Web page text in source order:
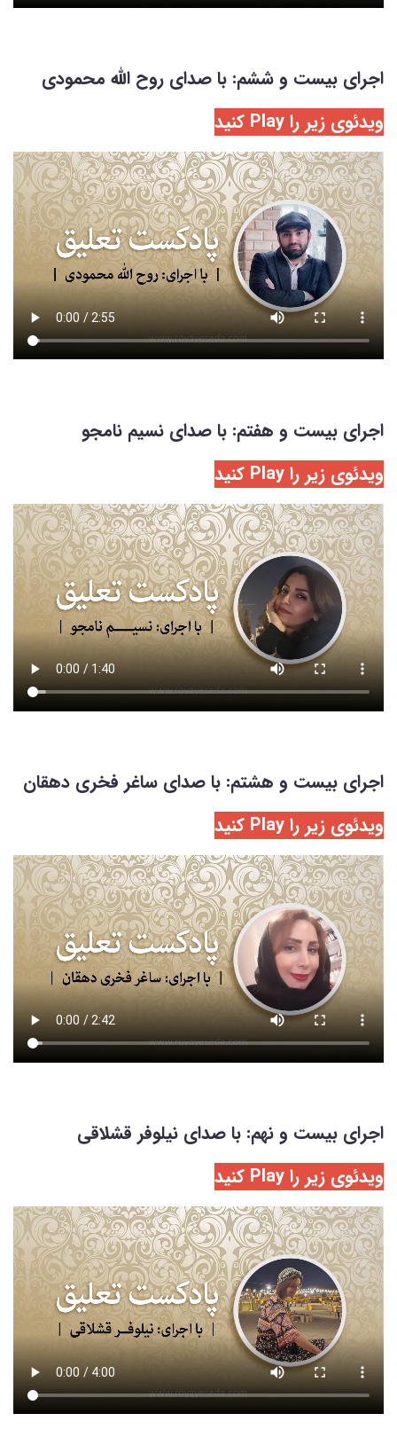
اجرای بیست و ششم: با صدای روح الله محمودی
ویدئوی زیر را Play کنید
اجرای بیست و هفتم: با صدای نسیم نامجو
ویدئوی زیر را Play کنید
اجرای بیست و هشتم: با صدای ساغر فخری دهقان
ویدئوی زیر را Play کنید
اجرای بیست و نهم: با صدای نیلوفر قشلاقی
ویدئوی زیر را Play کنید